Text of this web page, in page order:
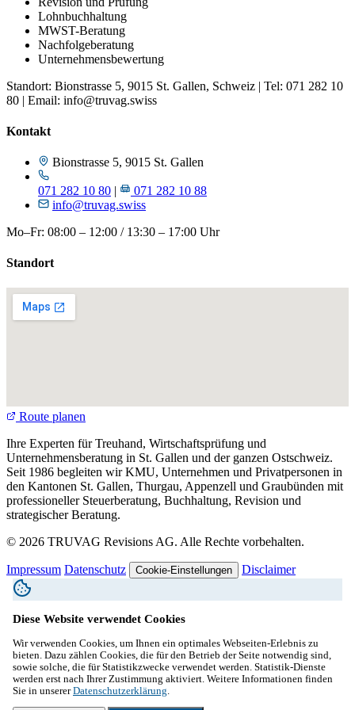
Lohnbuchhaltung
MWST-Beratung
Nachfolgeberatung
Unternehmensbewertung
Standort: Bionstrasse 5, 9015 St. Gallen, Schweiz | Tel: 071 282 10
80 | Email: info@truvag.swiss
Kontakt
Bionstrasse 5, 9015 St. Gallen
071 282 10 80 |
071 282 10 88
info@truvag.swiss
Mo–Fr: 08:00 – 12:00 / 13:30 – 17:00 Uhr
Standort
Route planen
Ihre Experten für Treuhand, Wirtschaftsprüfung und
Unternehmensberatung in St. Gallen und der ganzen Ostschweiz.
Seit 1986 begleiten wir KMU, Unternehmen und Privatpersonen in
den Kantonen St. Gallen, Thurgau, Appenzell und Graubünden mit
professioneller Steuerberatung, Buchhaltung, Revision und
strategischer Beratung.
© 2026 TRUVAG Revisions AG. Alle Rechte vorbehalten.
Impressum Datenschutz Cookie-Einstellungen Disclaimer
Diese Website verwendet Cookies
Wir verwenden Cookies, um Ihnen ein optimales Webseiten-Erlebnis zu
bieten. Dazu zählen Cookies, die für den Betrieb der Seite notwendig sind,
sowie solche, die für Statistikzwecke verwendet werden. Statistik-Dienste
werden erst nach Ihrer Zustimmung aktiviert. Weitere Informationen finden
Sie in unsererDatenschutzerklärung